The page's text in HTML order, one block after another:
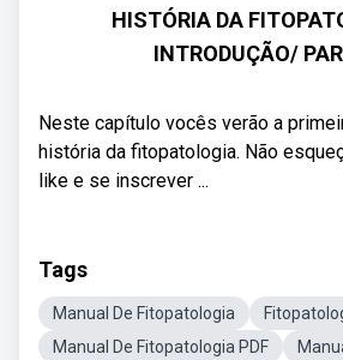
HISTÓRIA DA
INTRODUÇÃO/
Neste capítulo vocês verão a
história da fitopatologia. Não
like e se inscrever ...
Tags
Manual De Fitopatologia
Manual De Fitopatologia PDF